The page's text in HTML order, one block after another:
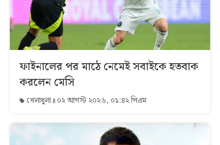
ফাইনালের পর মাঠে নেমেই সবাইকে হতবাক
করলেন মেসি
খেলাধুলা ০২ আগস্ট ২০২৬, ০১:৪২ পিএম